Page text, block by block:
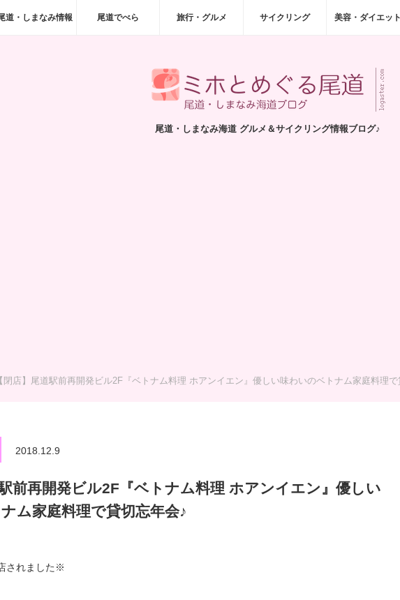
道・しまなみ情報 尾道でべら 旅行・グルメ サイクリング 美容・ダイエット
尾道・しまなみ海道 グルメ＆サイクリング情報ブログ♪
【閉店】尾道駅前再開発ビル2F『ベトナム料理 ホアンイエン』優しい味わいのベトナム家庭料理で
2018.12.9
駅前再開発ビル2F『ベトナム料理 ホアンイエン』優しい
ム家庭料理で貸切忘年会♪
されました※